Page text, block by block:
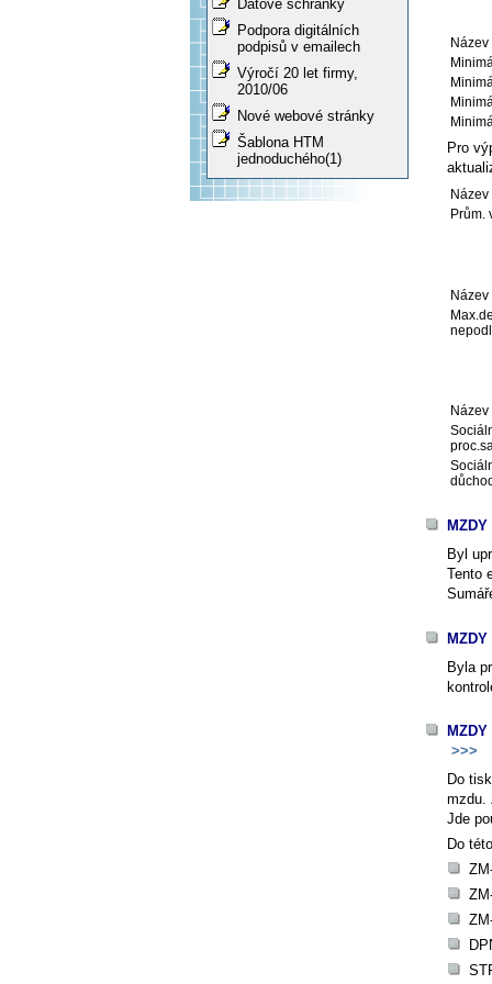
Datové schránky
Podpora digitálních
podpisů v emailech
Výročí 20 let firmy,
2010/06
Nové webové stránky
Šablona HTM
jednoduchého(1)
Pro
Prům.
Byl
Tento
Byla
>>>
Do
mzdu.
Jde
Do